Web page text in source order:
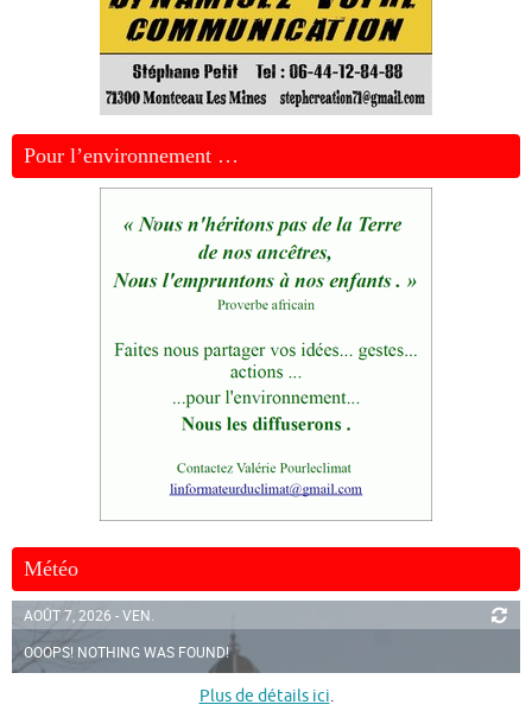
Pour l’environnement …
Météo
AOÛT 7, 2026 - VEN.
OOOPS! NOTHING WAS FOUND!
Plus de détails ici.